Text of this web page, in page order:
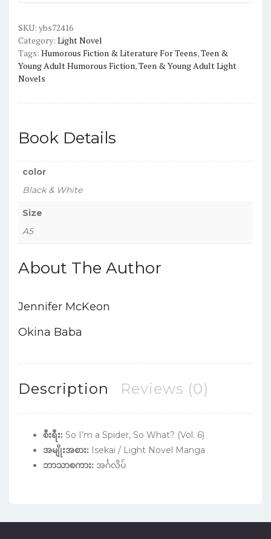
Vol.
6
quantity
SKU: ybs72416
Category: Light Novel
Tags: Humorous Fiction & Literature For Teens,Teen &
Young Adult Humorous Fiction,Teen & Young Adult Light
Novels
Book Details
color
Black & White
Size
A5
About The Author
Jennifer McKeon
Okina Baba
Description Reviews (0)
စီးရီး: So I’m a Spider, So What? (Vol. 6)
အမျိုးအစား: Isekai / Light Novel Manga
ဘာသာစကား: အင်္ဂလိပ်